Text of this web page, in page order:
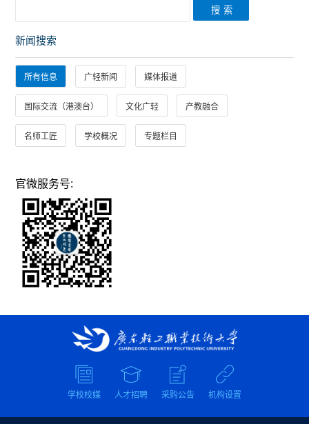
新闻搜索
所有信息 广轻新闻 媒体报道
国际交流（港澳台） 文化广轻 产教融合
名师工匠 学校概况 专题栏目
官微服务号:
学校校媒 人才招聘 采购公告 机构设置